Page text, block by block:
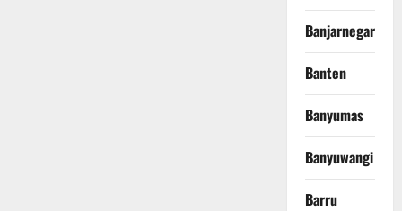
Banjarnegara
Banten
Banyumas
Banyuwangi
Barru